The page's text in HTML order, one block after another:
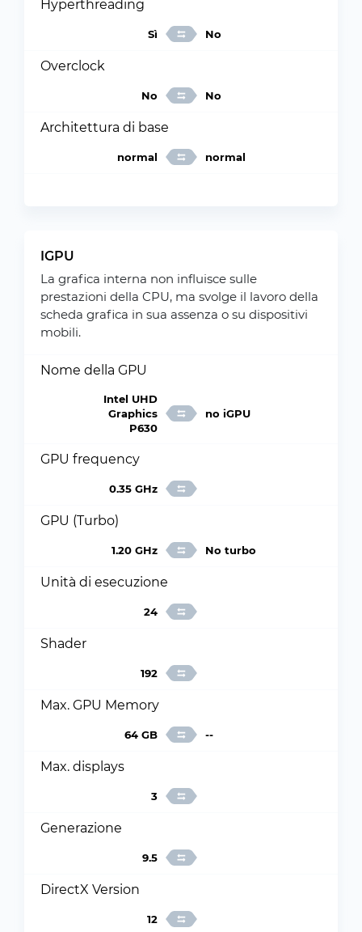
Hyperthreading
Sì No
Overclock
No No
Architettura di base
normal normal
IGPU
La grafica interna non influisce sulle
prestazioni della CPU, ma svolge il lavoro della
scheda grafica in sua assenza o su dispositivi
mobili.
Nome della GPU
Intel UHD
Graphics
P630
no iGPU
GPU frequency
0.35 GHz
GPU (Turbo)
1.20 GHz No turbo
Unità di esecuzione
24
Shader
192
Max. GPU Memory
64 GB --
Max. displays
3
Generazione
9.5
DirectX Version
12